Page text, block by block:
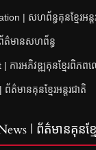
| សហព័ន្ធគុនខ្មែរអន្ត
ត៌មានសហព័ន្ធ
ការអភិវឌ្ឍគុនខ្មែរពិភព
មានគុនខ្មែរអន្តរជាតិ
| ព័ត៌មានគុនខ្ម